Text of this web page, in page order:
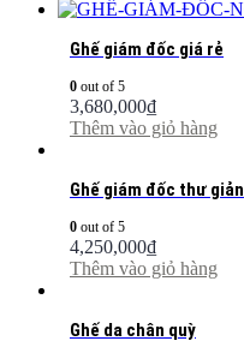
Ghế giám đốc giá rẻ
0 out of 5
3,680,000₫
Thêm vào giỏ hàng
Ghế giám đốc thư giản
0 out of 5
4,250,000₫
Thêm vào giỏ hàng
Ghế da chân quỳ